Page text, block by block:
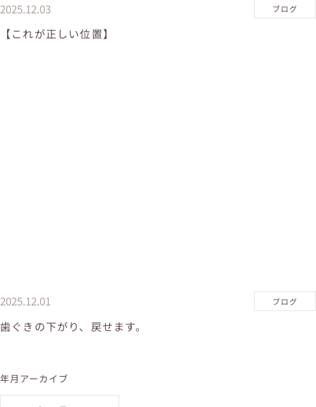
2025.12.03 ブログ
【これが正しい位置】
2025.12.01 ブログ
歯ぐきの下がり、戻せます。
年月アーカイブ